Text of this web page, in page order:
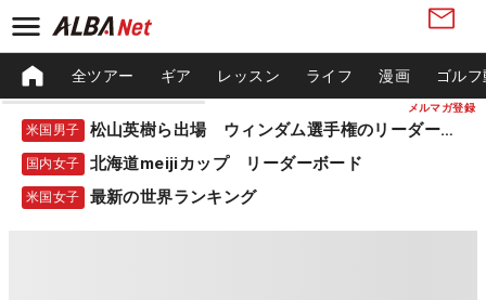
メルマガ登録
全ツアー ギア レッスン ライフ 漫画 ゴル
米国男子 松山英樹ら出場 ウィンダム選手権のリーダーボード
国内女子 北海道meijiカップ リーダーボード
米国女子 最新の世界ランキング